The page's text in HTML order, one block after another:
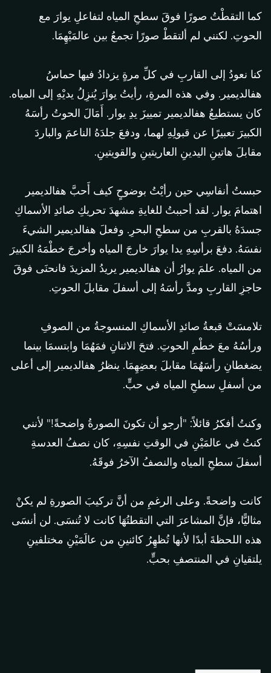
كما التقطْتُ صورًا فوقَ سطحِ المياه لتفاعلِ يوارَ مع
الحوتِ. لكنني لم ألتقطْ صورًا تجمعُ بين عالمَيْهِمَا.
كنا نعودُ إلى القاربِ في كلِّ مرةٍ يزدادُ فيها حماسُ
هفالديمير. وفي هذه المرةِ، رأيتُ يوارَ يُنزِلُ يديْهِ إلى المياه.
كان يستطيعُ هفالديمير تمييزَ يدِ يوار. أَمَالَ الحوتُ رأسَهُ
الكبيرَ تعبيرًا عن قبولِهِ لهما، ودفعَ جلدَهُ الناعمَ والباردَ
مقابلَ هاتينِ اليدينِ العاريتينِ والقويتينِ.
حبستُ أنفاسِي حين رأيْتُ بوضوحٍ كيف أَحبَّ هفالديمير
اهتمامَ يوار. لقد أحببتُ للغايةِ مشهدَ تحريكِ صائدِ الأسماكِ
جسدَهُ بالقربِ من سطحِ البحرِ. وفعلَ هفالديمير الشيءَ
نفسَهُ. دفعَ برأسِهِ يدا يوارَ خارجَ المياه وأخرجَ خطْمَهُ الكبيرَ
من المياه. علمَ يوارُ أن هفالديمير يريدُ المزيدَ فانحنَى فوقَ
حاجزِ القاربِ ومدَّ رأسَهُ إلى أسفلَ مقابلَ الحوتِ.
تلامسَتْ قبعةُ صائدِ الأسماكِ المنسوجةُ من الصوفِ
ورأسُهُ معَ خطْمِ الحوتِ. فتحَ الاثنانِ فمَهُمَا وابتسمَا بينما
يضغطانِ رأسَهُمَا مقابلَ بعضِهِمَا. ينظرُ هفالديمير إلى أعلى
من أسفلِ سطحِ المياه في حبٍّ.
وكنتُ أفكرُ قائلاً: "أرجو أن تكونَ الصورةُ واضحةً!" لأنني
كنتُ في عالمَيْنِ في الوقتِ نفسِهِ، كان نصفُ العدسةِ
أسفلَ سطحِ المياه والنصفُ الآخرُ فوقَهُ.
كانت واضحةً. وعلى الرغمِ من أنَّ تركيبَ الصورةِ لم يكنْ
مثاليًّا، فإنَّ المشاعرَ التي التقطتُهَا كانت لا تُنسَى. لن أنسَى
هذه اللحظةَ أبدًا لأنها تُظهِرُ كائنينِ من عالَمَيْنِ مختلفينِ
يلتقيانِ في المنتصفِ بحبٍّ.